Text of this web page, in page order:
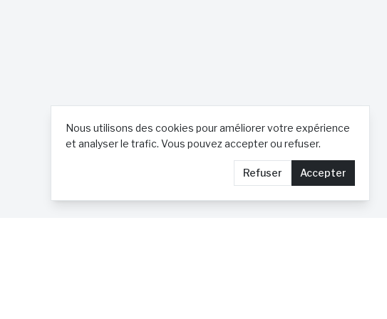
Nous utilisons des cookies pour améliorer votre expérience
et analyser le trafic. Vous pouvez accepter ou refuser.
Refuser Accepter